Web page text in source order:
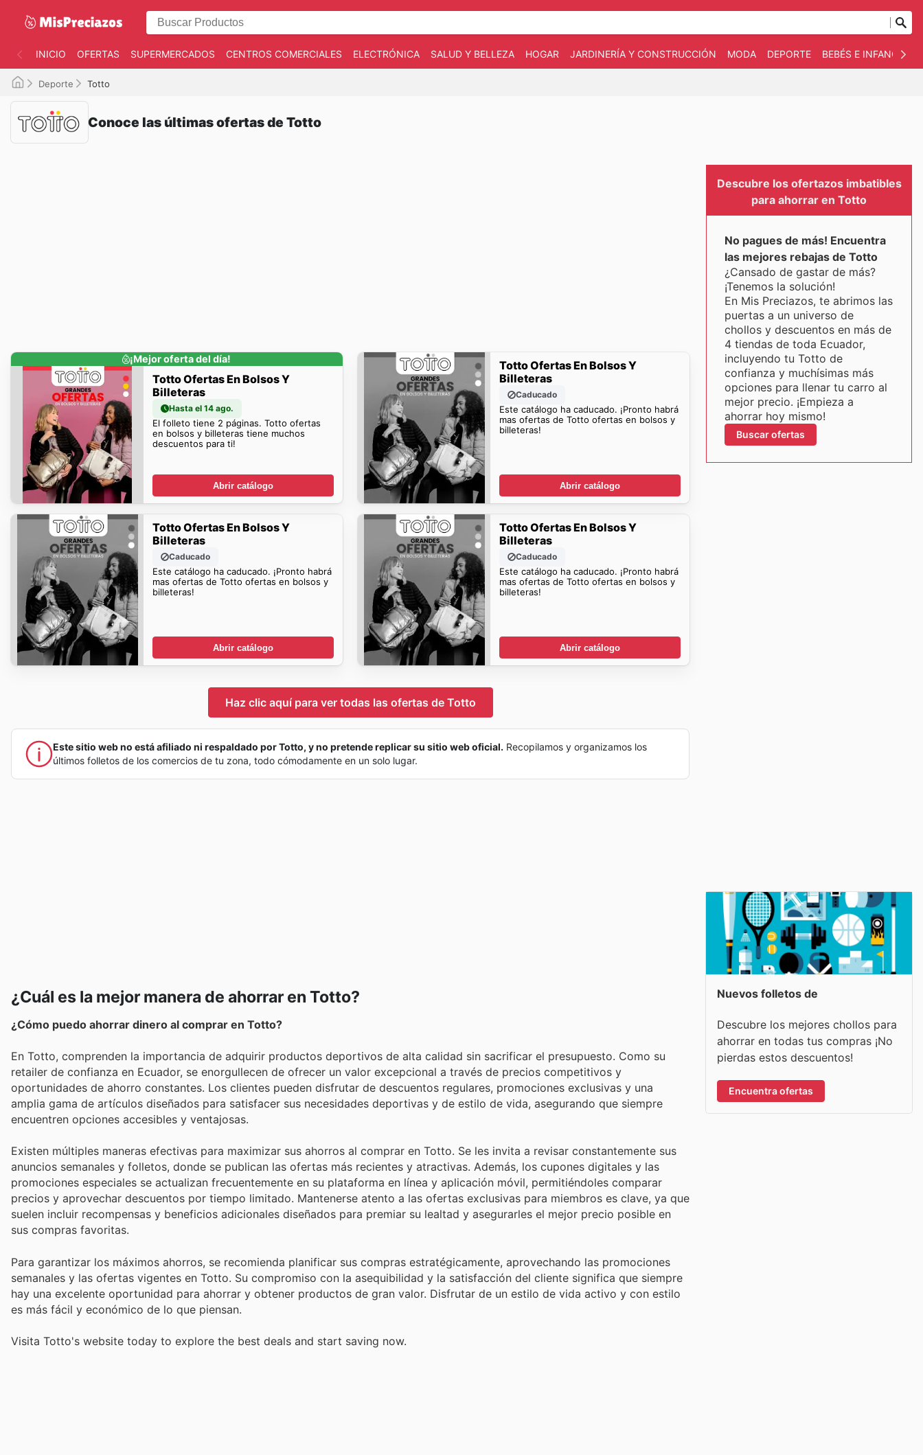
INICIO OFERTAS SUPERMERCADOS CENTROS COMERCIALES ELECTRÓNICA SALUD Y BELLEZA HOGAR JARDINERÍA Y CONSTRUCCIÓN MODA DEPORTE BEBÉS E INFANCIA
Deporte Totto
Conoce las últimas ofertas de Totto
¡Mejor oferta del día!
Totto Ofertas En Bolsos Y
Billeteras
Hasta el 14 ago.
El folleto tiene 2 páginas. Totto ofertas
en bolsos y billeteras tiene muchos
descuentos para ti!
Abrir catálogo
Totto Ofertas En Bolsos Y
Billeteras
Caducado
Este catálogo ha caducado. ¡Pronto habrá
mas ofertas de Totto ofertas en bolsos y
billeteras!
Abrir catálogo
Totto Ofertas En Bolsos Y
Billeteras
Caducado
Este catálogo ha caducado. ¡Pronto habrá
mas ofertas de Totto ofertas en bolsos y
billeteras!
Abrir catálogo
Totto Ofertas En Bolsos Y
Billeteras
Caducado
Este catálogo ha caducado. ¡Pronto habrá
mas ofertas de Totto ofertas en bolsos y
billeteras!
Abrir catálogo
Haz clic aquí para ver todas las ofertas de Totto
Este sitio web no está afiliado ni respaldado por Totto, y no pretende replicar su sitio web oficial. Recopilamos y organizamos los
últimos folletos de los comercios de tu zona, todo cómodamente en un solo lugar.
¿Cuál es la mejor manera de ahorrar en Totto?
¿Cómo puedo ahorrar dinero al comprar en Totto?
En Totto, comprenden la importancia de adquirir productos deportivos de alta calidad sin sacrificar el presupuesto. Como su
retailer de confianza en Ecuador, se enorgullecen de ofrecer un valor excepcional a través de precios competitivos y
oportunidades de ahorro constantes. Los clientes pueden disfrutar de descuentos regulares, promociones exclusivas y una
amplia gama de artículos diseñados para satisfacer sus necesidades deportivas y de estilo de vida, asegurando que siempre
encuentren opciones accesibles y ventajosas.
Existen múltiples maneras efectivas para maximizar sus ahorros al comprar en Totto. Se les invita a revisar constantemente sus
anuncios semanales y folletos, donde se publican las ofertas más recientes y atractivas. Además, los cupones digitales y las
promociones especiales se actualizan frecuentemente en su plataforma en línea y aplicación móvil, permitiéndoles comparar
precios y aprovechar descuentos por tiempo limitado. Mantenerse atento a las ofertas exclusivas para miembros es clave, ya que
suelen incluir recompensas y beneficios adicionales diseñados para premiar su lealtad y asegurarles el mejor precio posible en
sus compras favoritas.
Para garantizar los máximos ahorros, se recomienda planificar sus compras estratégicamente, aprovechando las promociones
semanales y las ofertas vigentes en Totto. Su compromiso con la asequibilidad y la satisfacción del cliente significa que siempre
hay una excelente oportunidad para ahorrar y obtener productos de gran valor. Disfrutar de un estilo de vida activo y con estilo
es más fácil y económico de lo que piensan.
Visita Totto's website today to explore the best deals and start saving now.
Descubre los ofertazos imbatibles
para ahorrar en Totto
No pagues de más! Encuentra
las mejores rebajas de Totto
¿Cansado de gastar de más?
¡Tenemos la solución!
En Mis Preciazos, te abrimos las
puertas a un universo de
chollos y descuentos en más de
4 tiendas de toda Ecuador,
incluyendo tu Totto de
confianza y muchísimas más
opciones para llenar tu carro al
mejor precio. ¡Empieza a
ahorrar hoy mismo!
Buscar ofertas
Nuevos folletos de
Descubre los mejores chollos para
ahorrar en todas tus compras ¡No
pierdas estos descuentos!
Encuentra ofertas